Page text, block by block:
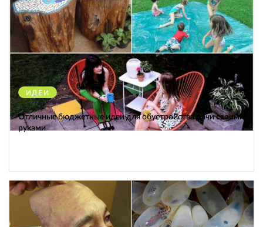
ИДЕИ 38449
Отличные бюджетные идеи для обустройства дачи своими
руками